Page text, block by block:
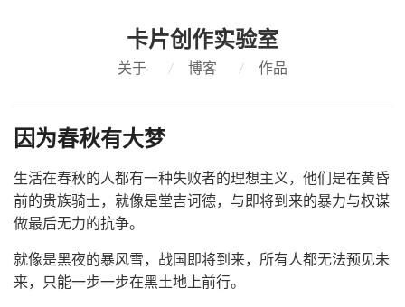
卡片创作实验室
关于 / 博客 / 作品
因为春秋有大梦
生活在春秋的人都有一种失败者的理想主义，他们是在黄昏
前的贵族骑士，就像是堂吉诃德，与即将到来的暴力与权谋
做最后无力的抗争。
就像是黑夜的暴风雪，战国即将到来，所有人都无法预见未
来，只能一步一步在黑土地上前行。